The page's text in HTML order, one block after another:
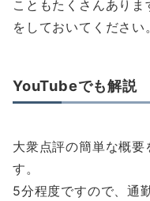
こともたくさんあり
をしておいてください。
YouTubeでも解説
大衆点評の簡単な概
す。
5分程度ですので、通